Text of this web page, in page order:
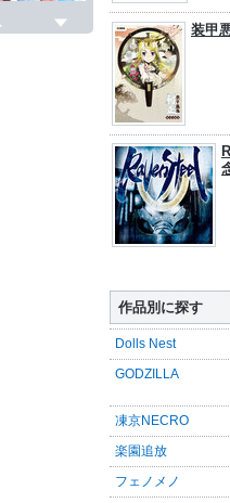
装甲
作品別に探す
Dolls Nest
GODZILLA
凍京NECRO
楽園追放
フェノメノ